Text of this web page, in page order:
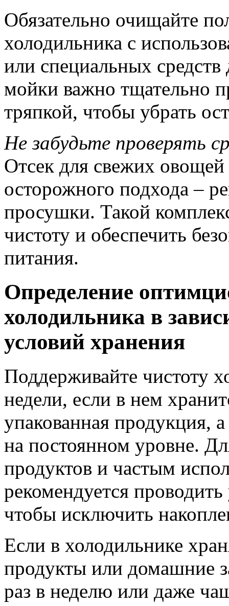
Обязательно очищайте
холодильника с
или специальных
мойки важно тщательно
тряпкой, чтобы убрать
Не забудьте проверять
Отсек для свежих овощей
осторожного подхода –
просушки. Такой
чистоту и обеспечить
питания.
Определение
холодильника в
условий хранения
Поддерживайте чистоту
недели, если в нем
упакованная продукция,
на постоянном уровне.
продуктов и частым
рекомендуется
чтобы исключить
Если в холодильнике
продукты или домашние
раз в неделю или даже